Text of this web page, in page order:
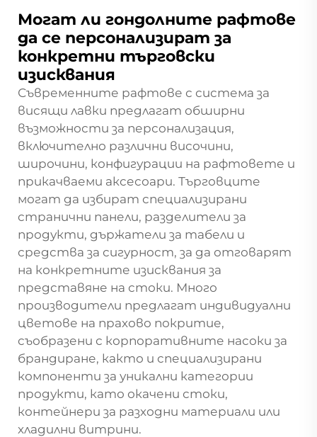
Могат ли гондолните рафтове
да се персонализират за
конкретни търговски
изисквания
Съвременните рафтове с система за
висящи лавки предлагат обширни
възможности за персонализация,
включително различни височини,
широчини, конфигурации на рафтовете и
прикачваеми аксесоари. Търговците
могат да избират специализирани
странични панели, разделители за
продукти, държатели за табели и
средства за сигурност, за да отговарят
на конкретните изисквания за
представяне на стоки. Много
производители предлагат индивидуални
цветове на прахово покритие,
съобразени с корпоративните насоки за
брандиране, както и специализирани
компоненти за уникални категории
продукти, като окачени стоки,
контейнери за разходни материали или
хладилни витрини.